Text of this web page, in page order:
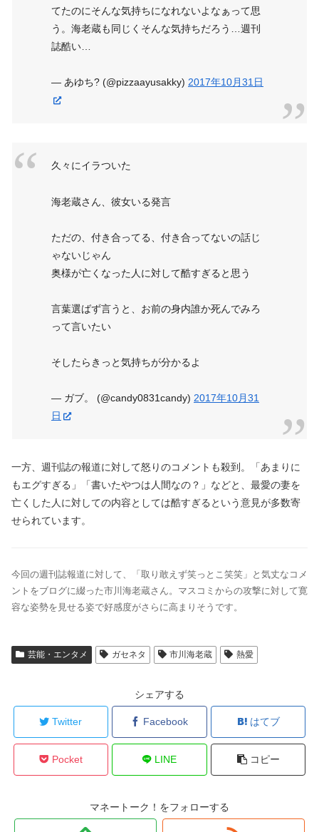
てたのにそんな気持ちになれないよなぁって思
う。海老蔵も同じくそんな気持ちだろう…週刊
誌酷い…
— あゆち? (@pizzaayusakky) 2017年10月31日
久々にイラついた
海老蔵さん、彼女いる発言
ただの、付き合ってる、付き合ってないの話じ
ゃないじゃん
奥様が亡くなった人に対して酷すぎると思う
言葉選ばず言うと、お前の身内誰か死んでみろ
って言いたい
そしたらきっと気持ちが分かるよ
— ガブ。 (@candy0831candy) 2017年10月31
日
一方、週刊誌の報道に対して怒りのコメントも殺到。「あまりに
もエグすぎる」「書いたやつは人間なの？」などと、最愛の妻を
亡くした人に対しての内容としては酷すぎるという意見が多数寄
せられています。
今回の週刊誌報道に対して、「取り敢えず笑っとこ笑笑」と気丈なコメ
ントをブログに綴った市川海老蔵さん。マスコミからの攻撃に対して寛
容な姿勢を見せる姿で好感度がさらに高まりそうです。
芸能・エンタメ ガセネタ 市川海老蔵 熱愛
シェアする
Twitter Facebook はてブ
Pocket LINE コピー
マネートーク！をフォローする